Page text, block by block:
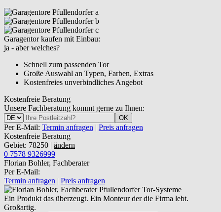
Garagentor kaufen mit Einbau:
ja - aber welches?
Schnell zum passenden Tor
Große Auswahl an Typen, Farben, Extras
Kostenfreies unverbindliches Angebot
Kostenfreie Beratung
Unsere Fachberatung kommt gerne zu Ihnen:
OK
Per E-Mail: Termin anfragen | Preis anfragen
Kostenfreie Beratung
Gebiet: 78250 | ändern
0 7578 9326999
Florian Bohler, Fachberater
Per E-Mail:
Termin anfragen | Preis anfragen
Ein Produkt das überzeugt. Ein Monteur der die Firma lebt.
Großartig.